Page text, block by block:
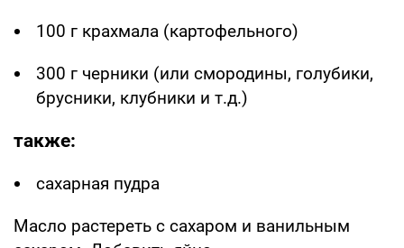
100 г крахмала (картофельного)
300 г черники (или смородины, голубики,
брусники, клубники и т.д.)
также:
сахарная пудра
Масло растереть с сахаром и ванильным